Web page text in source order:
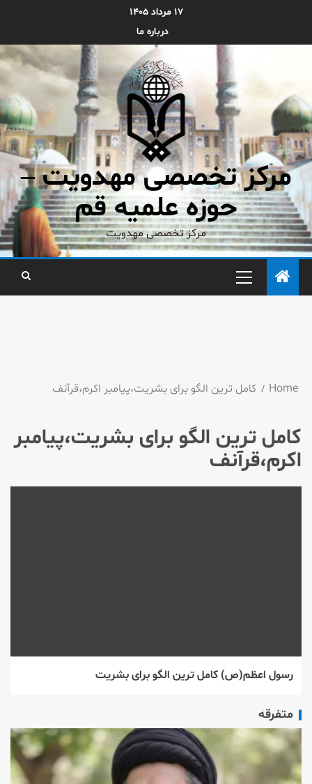
۱۷ مرداد ۱۴۰۵
درباره ما
مرکز تخصصی مهدویت –
حوزه علمیه قم
مرکز تخصصی مهدویت
Home كامل ترین الگو برای بشریت،پیامبر اكرم،قرآنف
كامل ترین الگو برای بشریت،پیامبر
اكرم،قرآنف
رسول اعظم(ص) كامل ترین الگو برای بشریت
متفرقه